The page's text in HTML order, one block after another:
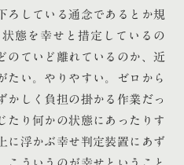
ろしている通念であるとか規
態を幸せと措定しているの
のていど離れているのか、近
たい。やりやすい。ゼロから
かしく負担の掛かる作業だっ
たり何かの状態にあったりす
に浮かぶ幸せ判定装置にあず